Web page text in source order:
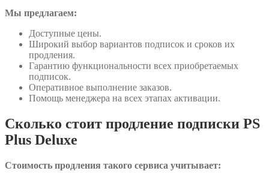
Мы предлагаем:
Доступные цены.
Широкий выбор вариантов подписок и сроков их
продления.
Гарантию функциональности всех приобретаемых
подписок.
Оперативное выполнение заказов.
Помощь менеджера на всех этапах активации.
Сколько стоит продление подписки PS
Plus Deluxe
Стоимость продления такого сервиса учитывает: